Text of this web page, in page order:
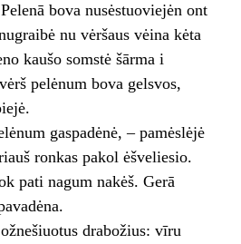
bova nusėstuoviejėn ont
nu vėršaus vėina kėta
kaušo somstė šārma i
pelėnum bova gelsvos,
gaspadėnė, – pamėslėjė
ronkas pakol ėšveliesio.
pati nagum nakėš. Gerā
drabožius: vīru